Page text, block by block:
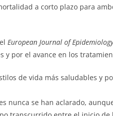
a corto plazo para
European Journal of Epidemiology
y por el avance en los
de vida más saludables y
nunca se han aclarado,